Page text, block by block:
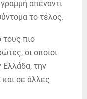
απέναντι
το τέλος.
πιο
οι οποίοι
Ελλάδα, την
και σε άλλες